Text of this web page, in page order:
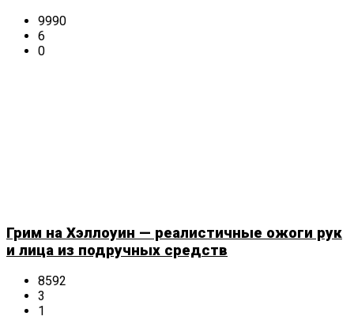
9990
6
0
Грим на Хэллоуин — реалистичные ожоги рук
и лица из подручных средств
8592
3
1